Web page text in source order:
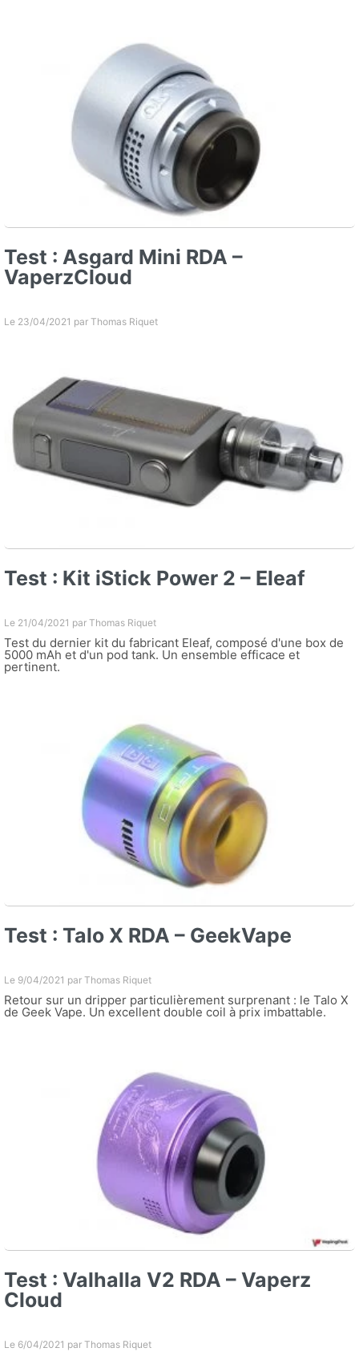
Test : Asgard Mini RDA –
VaperzCloud
Le 23/04/2021 par Thomas Riquet
Test : Kit iStick Power 2 – Eleaf
Le 21/04/2021 par Thomas Riquet
Test du dernier kit du fabricant Eleaf, composé d'une box de
5000 mAh et d'un pod tank. Un ensemble efficace et
pertinent.
Test : Talo X RDA – GeekVape
Le 9/04/2021 par Thomas Riquet
Retour sur un dripper particulièrement surprenant : le Talo X
de Geek Vape. Un excellent double coil à prix imbattable.
Test : Valhalla V2 RDA – Vaperz
Cloud
Le 6/04/2021 par Thomas Riquet